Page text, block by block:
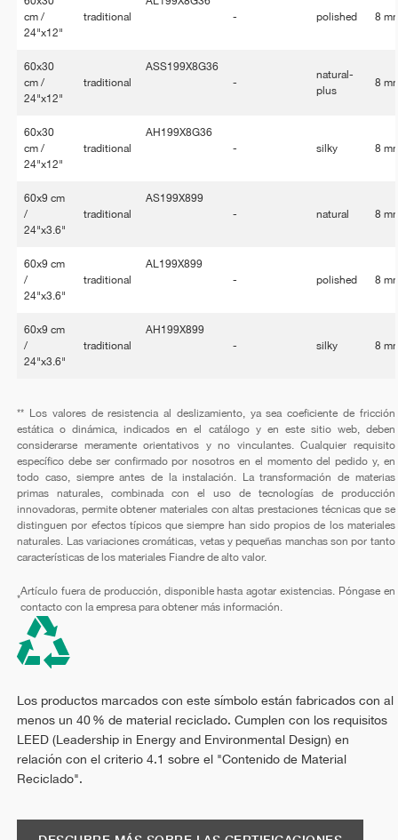
cm /
24"x12"
traditional
-
polished 8
60x30
cm /
24"x12"
traditional
ASS199X8G36
-
natural-
plus
8
60x30
cm /
24"x12"
traditional
AH199X8G36
-
silky 8
60x9 cm
/
24"x3.6"
traditional
AS199X899
-
natural 8
60x9 cm
/
24"x3.6"
traditional
AL199X899
-
polished 8
60x9 cm
/
24"x3.6"
traditional
AH199X899
-
silky 8
** Los valores de resistencia al deslizamiento, ya sea coeficiente de fricción
estática o dinámica, indicados en el catálogo y en este sitio web, deben
considerarse meramente orientativos y no vinculantes. Cualquier requisito
específico debe ser confirmado por nosotros en el momento del pedido y, en
todo caso, siempre antes de la instalación. La transformación de materias
primas naturales, combinada con el uso de tecnologías de producción
innovadoras, permite obtener materiales con altas prestaciones técnicas que se
distinguen por efectos típicos que siempre han sido propios de los materiales
naturales. Las variaciones cromáticas, vetas y pequeñas manchas son por tanto
características de los materiales Fiandre de alto valor.
*
Artículo fuera de producción, disponible hasta agotar existencias. Póngase en
contacto con la empresa para obtener más información.
Los productos marcados con este símbolo están fabricados con al
menos un 40 % de material reciclado. Cumplen con los requisitos
LEED (Leadership in Energy and Environmental Design) en
relación con el criterio 4.1 sobre el "Contenido de Material
Reciclado".